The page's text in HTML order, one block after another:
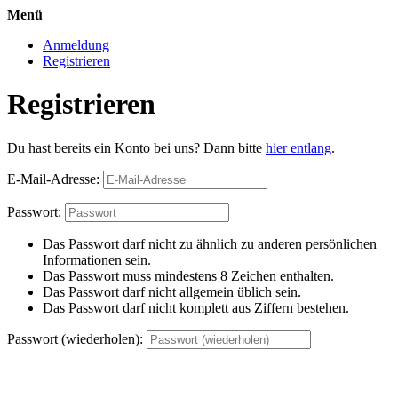
Menü
Anmeldung
Registrieren
Registrieren
Du hast bereits ein Konto bei uns? Dann bitte hier entlang.
E-Mail-Adresse:
Passwort:
Das Passwort darf nicht zu ähnlich zu anderen persönlichen
Informationen sein.
Das Passwort muss mindestens 8 Zeichen enthalten.
Das Passwort darf nicht allgemein üblich sein.
Das Passwort darf nicht komplett aus Ziffern bestehen.
Passwort (wiederholen):